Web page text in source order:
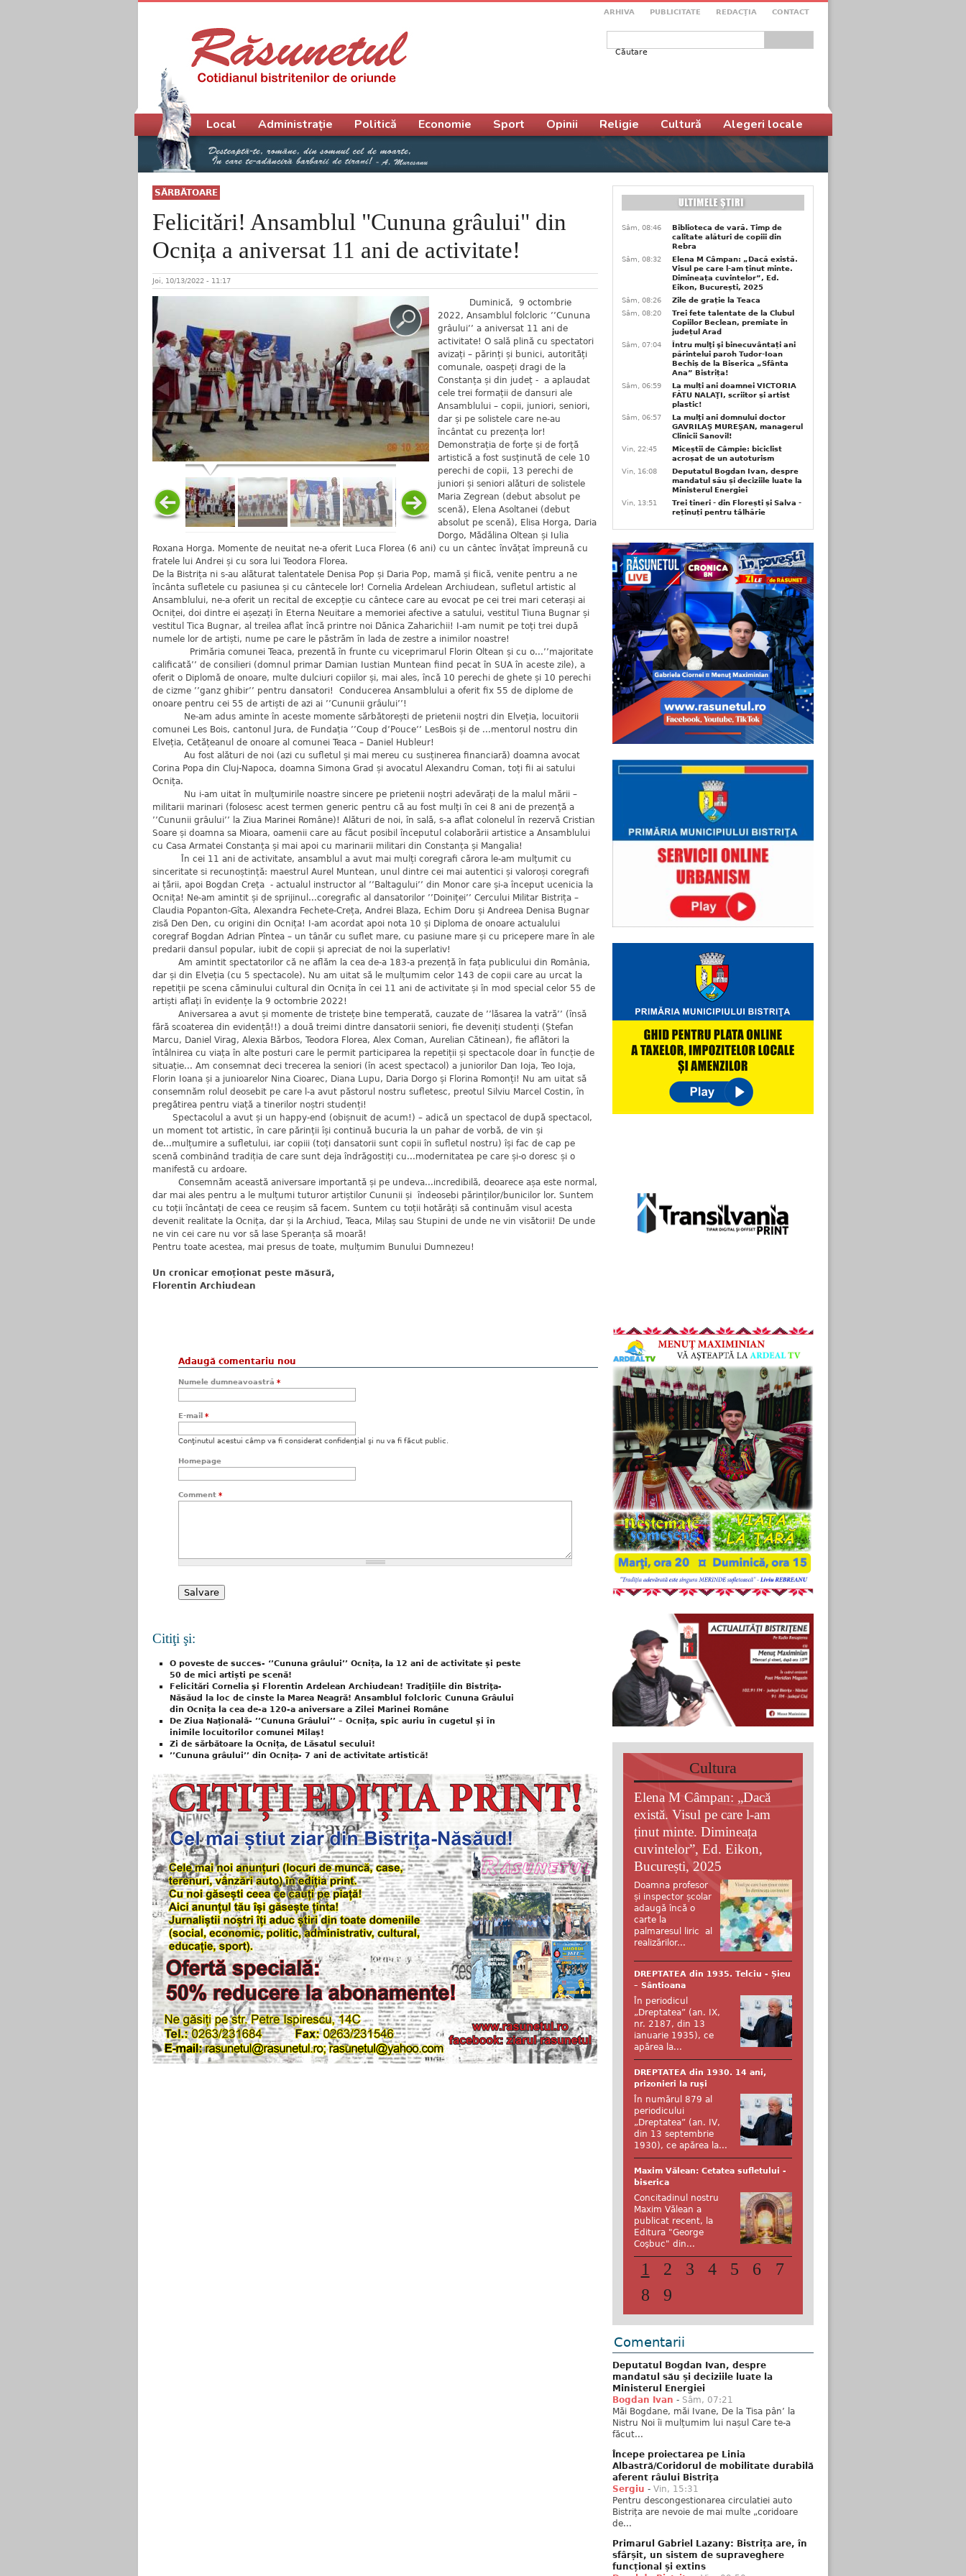
ARHIVA PUBLICITATE REDACŢIA CONTACT
Formular de căutare
SĂRBĂTOARE
Felicitări! Ansamblul "Cununa grâului" din
Ocnița a aniversat 11 ani de activitate!
Joi, 10/13/2022 - 11:17
Duminică, 9 octombrie
2022, Ansamblul folcloric ’’Cununa
grâului’’ a aniversat 11 ani de
activitate! O sală plină cu spectatori
avizați – părinți și bunici, autorități
comunale, oaspeți dragi de la
Constanța și din județ - a aplaudat
cele trei formații de dansuri ale
Ansamblului – copii, juniori, seniori,
dar și pe solistele care ne-au
încântat cu prezența lor!
Demonstrația de forțe și de forță
artistică a fost susținută de cele 10
perechi de copii, 13 perechi de
juniori și seniori alături de solistele
Maria Zegrean (debut absolut pe
scenă), Elena Asoltanei (debut
absolut pe scenă), Elisa Horga, Daria
Dorgo, Mădălina Oltean și Iulia
Roxana Horga. Momente de neuitat ne-a oferit Luca Florea (6 ani) cu un cântec învățat împreună cu
fratele lui Andrei și cu sora lui Teodora Florea.
De la Bistrița ni s-au alăturat talentatele Denisa Pop și Daria Pop, mamă și fiică, venite pentru a ne
încânta sufletele cu pasiunea și cu cântecele lor! Cornelia Ardelean Archiudean, sufletul artistic al
Ansamblului, ne-a oferit un recital de excepție cu cântece care au evocat pe cei trei mari ceterași ai
Ocniței, doi dintre ei așezați în Eterna Neuitare a memoriei afective a satului, vestitul Tiuna Bugnar și
vestitul Tica Bugnar, al treilea aflat încă printre noi Dănica Zaharichii! I-am numit pe toți trei după
numele lor de artiști, nume pe care le păstrăm în lada de zestre a inimilor noastre!
Primăria comunei Teaca, prezentă în frunte cu viceprimarul Florin Oltean și cu o...’’majoritate
calificată’’ de consilieri (domnul primar Damian Iustian Muntean fiind pecat în SUA în aceste zile), a
oferit o Diplomă de onoare, multe dulciuri copiilor și, mai ales, încă 10 perechi de ghete și 10 perechi
de cizme ’’ganz ghibir’’ pentru dansatori! Conducerea Ansamblului a oferit fix 55 de diplome de
onoare pentru cei 55 de artiști de azi ai ’’Cununii grâului’’!
Ne-am adus aminte în aceste momente sărbătorești de prietenii noştri din Elveția, locuitorii
comunei Les Bois, cantonul Jura, de Fundația ’’Coup d’Pouce’’ LesBois și de ...mentorul nostru din
Elveția, Cetățeanul de onoare al comunei Teaca – Daniel Hubleur!
Au fost alături de noi (azi cu sufletul și mai mereu cu susținerea financiară) doamna avocat
Corina Popa din Cluj-Napoca, doamna Simona Grad și avocatul Alexandru Coman, toți fii ai satului
Ocnița.
Nu i-am uitat în mulțumirile noastre sincere pe prietenii noștri adevărați de la malul mării –
militarii marinari (folosesc acest termen generic pentru că au fost mulți în cei 8 ani de prezență a
’’Cununii grâului’’ la Ziua Marinei Române)! Alături de noi, în sală, s-a aflat colonelul în rezervă Cristian
Soare și doamna sa Mioara, oamenii care au făcut posibil începutul colaborării artistice a Ansamblului
cu Casa Armatei Constanța și mai apoi cu marinarii militari din Constanța și Mangalia!
În cei 11 ani de activitate, ansamblul a avut mai mulți coregrafi cărora le-am mulțumit cu
sinceritate si recunoștință: maestrul Aurel Muntean, unul dintre cei mai autentici și valoroși coregrafi
ai țării, apoi Bogdan Creța - actualul instructor al ’’Baltagului’’ din Monor care și-a început ucenicia la
Ocnița! Ne-am amintit și de sprijinul...coregrafic al dansatorilor ’’Doiniței’’ Cercului Militar Bistrița –
Claudia Popanton-Gîta, Alexandra Fechete-Creța, Andrei Blaza, Echim Doru și Andreea Denisa Bugnar
zisă Den Den, cu origini din Ocnița! I-am acordat apoi nota 10 și Diploma de onoare actualului
coregraf Bogdan Adrian Pîntea – un tânăr cu suflet mare, cu pasiune mare și cu pricepere mare în ale
predarii dansul popular, iubit de copii și apreciat de noi la superlativ!
Am amintit spectatorilor că ne aflăm la cea de-a 183-a prezență în fața publicului din România,
dar și din Elveția (cu 5 spectacole). Nu am uitat să le mulțumim celor 143 de copii care au urcat la
repetiții pe scena căminului cultural din Ocnița în cei 11 ani de activitate și în mod special celor 55 de
artiști aflați în evidențe la 9 octombrie 2022!
Aniversarea a avut și momente de tristețe bine temperată, cauzate de ’’lăsarea la vatră’’ (însă
fără scoaterea din evidență!!) a două treimi dintre dansatorii seniori, fie deveniți studenți (Ștefan
Marcu, Daniel Virag, Alexia Bărbos, Teodora Florea, Alex Coman, Aurelian Cătinean), fie aflători la
întâlnirea cu viața în alte posturi care le permit participarea la repetiții și spectacole doar în funcție de
situație... Am consemnat deci trecerea la seniori (în acest spectacol) a juniorilor Dan Ioja, Teo Ioja,
Florin Ioana și a junioarelor Nina Cioarec, Diana Lupu, Daria Dorgo și Florina Romonți! Nu am uitat să
consemnăm rolul deosebit pe care l-a avut păstorul nostru sufletesc, preotul Silviu Marcel Costin, în
pregătirea pentru viață a tinerilor noștri studenți!
Spectacolul a avut și un happy-end (obișnuit de acum!) – adică un spectacol de după spectacol,
un moment tot artistic, în care părinții își continuă bucuria la un pahar de vorbă, de vin și
de...mulțumire a sufletului, iar copiii (toți dansatorii sunt copii în sufletul nostru) își fac de cap pe
scenă combinând tradiția de care sunt deja îndrăgostiți cu...modernitatea pe care și-o doresc și o
manifestă cu ardoare.
Consemnăm această aniversare importantă și pe undeva...incredibilă, deoarece așa este normal,
dar mai ales pentru a le mulțumi tuturor artiștilor Cununii și îndeosebi părinților/bunicilor lor. Suntem
cu toții încântați de ceea ce reușim să facem. Suntem cu toții hotărâți să continuăm visul acesta
devenit realitate la Ocnița, dar și la Archiud, Teaca, Milaș sau Stupini de unde ne vin visătorii! De unde
ne vin cei care nu vor să lase Speranța să moară!
Pentru toate acestea, mai presus de toate, mulțumim Bunului Dumnezeu!
Un cronicar emoționat peste măsură,
Florentin Archiudean
Adaugă comentariu nou
Numele dumneavoastră *
E-mail *
Conţinutul acestui câmp va fi considerat confidenţial şi nu va fi făcut public.
Homepage
Comment *
Citiţi şi:
O poveste de succes- ‘’Cununa grâului’’ Ocnița, la 12 ani de activitate și peste
50 de mici artiști pe scenă!
Felicitări Cornelia şi Florentin Ardelean Archiudean! Tradiţiile din Bistriţa-
Năsăud la loc de cinste la Marea Neagră! Ansamblul folcloric Cununa Grâului
din Ocnița la cea de-a 120-a aniversare a Zilei Marinei Române
De Ziua Națională- ’’Cununa Grâului’’ – Ocnița, spic auriu în cugetul și în
inimile locuitorilor comunei Milaș!
Zi de sărbătoare la Ocnița, de Lăsatul secului!
’’Cununa grâului’’ din Ocnița- 7 ani de activitate artistică!
Meniu principal
Local Administrație Politică Economie Sport Opinii Religie Cultură Alegeri locale
Sâm, 08:46
Biblioteca de vară. Timp de
calitate alături de copiii din
Rebra
Sâm, 08:32
Elena M Câmpan: „Dacă există.
Visul pe care l-am ținut minte.
Dimineața cuvintelor”, Ed.
Eikon, București, 2025
Sâm, 08:26
Zile de grație la Teaca
Sâm, 08:20
Trei fete talentate de la Clubul
Copiilor Beclean, premiate in
județul Arad
Sâm, 07:04
Întru mulţi şi binecuvântați ani
părintelui paroh Tudor-Ioan
Bechiș de la Biserica „Sfânta
Ana” Bistrița!
Sâm, 06:59
La mulți ani doamnei VICTORIA
FĂTU NALAŢI, scriitor și artist
plastic!
Sâm, 06:57
La mulţi ani domnului doctor
GAVRILAŞ MUREŞAN, managerul
Clinicii Sanovil!
Vin, 22:45
Miceștii de Câmpie: biciclist
acroșat de un autoturism
Vin, 16:08
Deputatul Bogdan Ivan, despre
mandatul său și deciziile luate la
Ministerul Energiei
Vin, 13:51
Trei tineri - din Florești și Salva -
reținuți pentru tâlhărie
Cultura
Elena M Câmpan: „Dacă
există. Visul pe care l-am
ținut minte. Dimineața
cuvintelor”, Ed. Eikon,
București, 2025
Doamna profesor
și inspector școlar
adaugă încă o
carte la
palmaresul liric al
realizărilor...
DREPTATEA din 1935. Telciu - Șieu
– Sântioana
În periodicul
„Dreptatea” (an. IX,
nr. 2187, din 13
ianuarie 1935), ce
apărea la...
DREPTATEA din 1930. 14 ani,
prizonieri la ruși
În numărul 879 al
periodicului
„Dreptatea” (an. IV,
din 13 septembrie
1930), ce apărea la...
Maxim Vălean: Cetatea sufletului -
biserica
Concitadinul nostru
Maxim Vălean a
publicat recent, la
Editura "George
Coşbuc" din...
1 2 3 4 5 6
7
8
9
Comentarii
Deputatul Bogdan Ivan, despre
mandatul său și deciziile luate la
Ministerul Energiei
Bogdan Ivan - Sâm, 07:21
Măi Bogdane, măi Ivane, De la Tisa pân’ la
Nistru Noi îi mulțumim lui nașul Care te-a
făcut...
Începe proiectarea pe Linia
Albastră/Coridorul de mobilitate durabilă
aferent râului Bistrița
Sergiu - Vin, 15:31
Pentru descongestionarea circulatiei auto
Bistrița are nevoie de mai multe „coridoare
de...
Primarul Gabriel Lazany: Bistrița are, în
sfârșit, un sistem de supraveghere
funcțional și extins